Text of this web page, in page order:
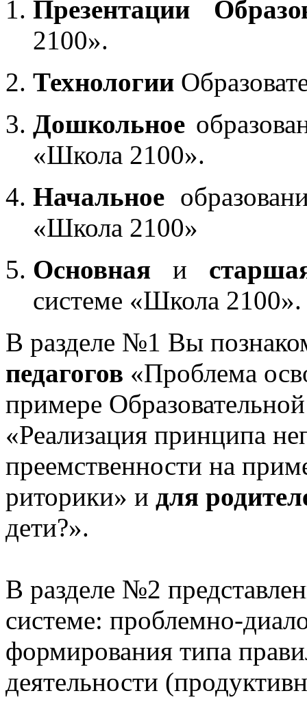
Презентации
2100».
Технологии
Дошкольное
«Школа 2100».
Начальное
«Школа 2100»
Основная и
системе «Школа 2100».
В разделе №1 Вы
педагогов «Проблема
примере
«Реализация принципа
преемственности на
риторики» и для
дети?».
В разделе №2
системе: проблемно-
формирования типа
деятельности